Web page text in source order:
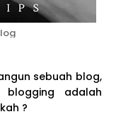
sebuah blog,
adalah
?